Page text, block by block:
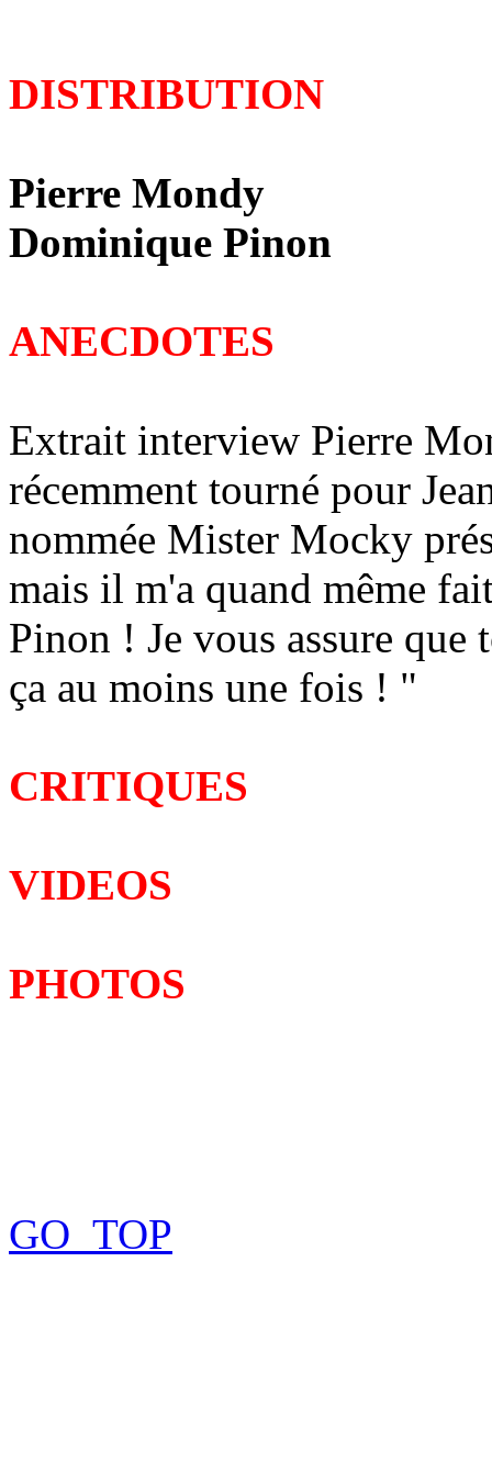
DISTRIBUTION
Pierre Mondy
Dominique Pinon
ANECDOTES
Extrait interview Pierre
récemment tourné pour
nommée Mister Mocky
mais il m'a quand même
Pinon ! Je vous assure
ça au moins une fois ! "
CRITIQUES
VIDEOS
PHOTOS
GO_TOP